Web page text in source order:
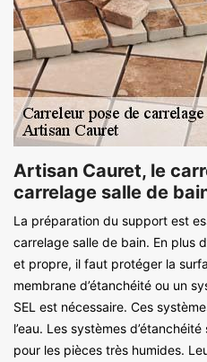
Artisan Cauret, le
carrelage salle de
La préparation du support est
carrelage salle de bain. En plus
et propre, il faut protéger la
membrane d’étanchéité ou un
SEL est nécessaire. Ces
l’eau. Les systèmes
pour les pièces très humides.